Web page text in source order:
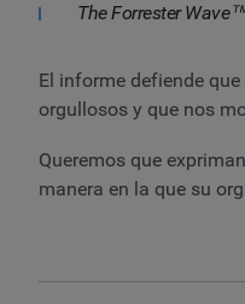
The Forrester
El informe defiende
orgullosos y que nos
Queremos que
manera en la que su